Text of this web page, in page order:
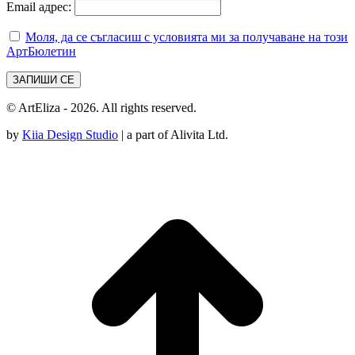
Email адрес:
Моля, да се съгласиш с условията ми за получаване на този
АртБюлетин
© ArtEliza - 2026. All rights reserved.
by Kiia Design Studio | a part of Alivita Ltd.